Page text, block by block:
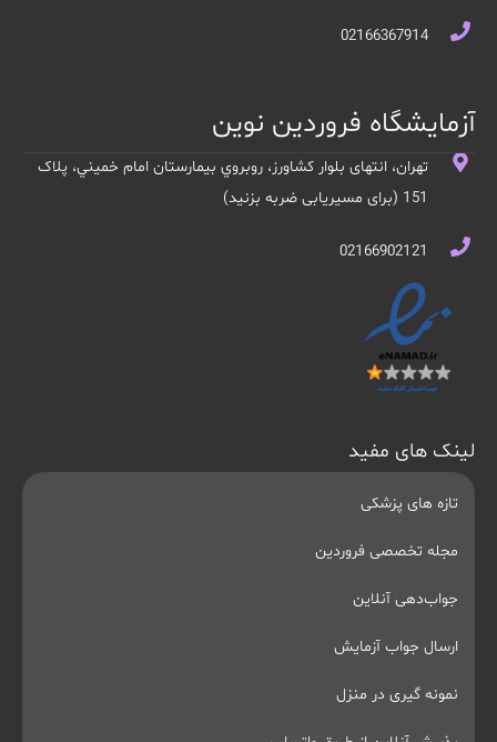
02166367914
آزمایشگاه فروردین نوین
تهران، انتهای بلوار کشاورز، روبروي بيمارستان امام خميني، پلاک
151 (برای مسیریابی ضربه بزنید)
02166902121
لینک های مفید
تازه های پزشکی
مجله تخصصی فروردین
جواب‌دهی آنلاین
ارسال جواب آزمایش
نمونه گیری در منزل